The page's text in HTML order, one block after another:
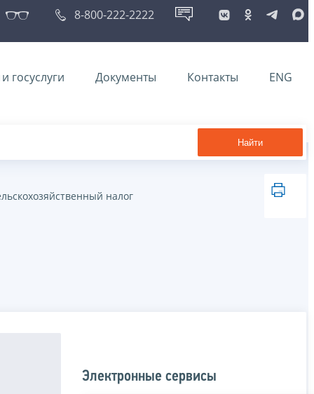
8-800-222-2222
госуслуги Документы Контакты ENG
Найти
налог
Электронные сервисы